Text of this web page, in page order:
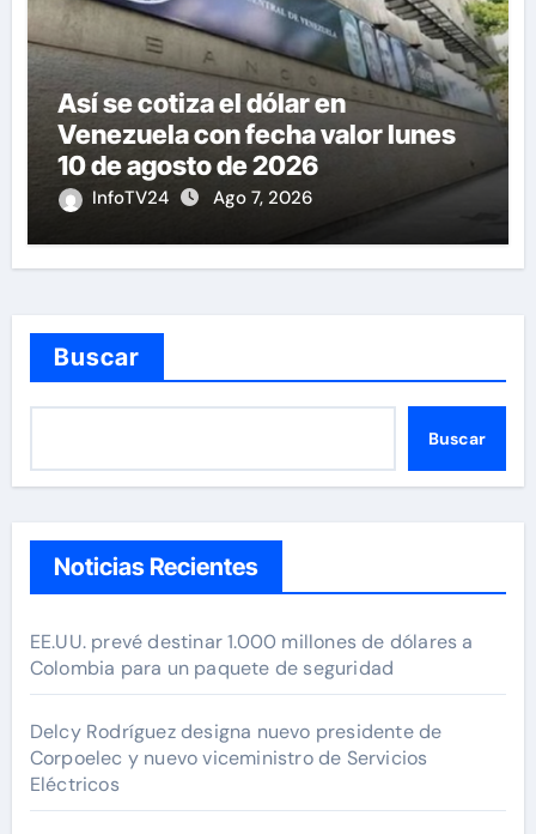
Así se cotiza el dólar en
Venezuela con fecha valor lunes
10 de agosto de 2026
InfoTV24 Ago 7, 2026
Buscar
Buscar
Noticias Recientes
EE.UU. prevé destinar 1.000 millones de dólares a
Colombia para un paquete de seguridad
Delcy Rodríguez designa nuevo presidente de
Corpoelec y nuevo viceministro de Servicios
Eléctricos